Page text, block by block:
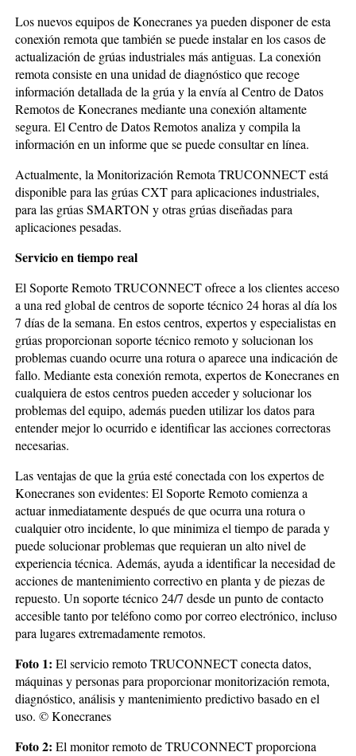
Los nuevos equipos de Konecranes ya pueden disponer de esta
conexión remota que también se puede instalar en los casos de
actualización de grúas industriales más antiguas. La conexión
remota consiste en una unidad de diagnóstico que recoge
información detallada de la grúa y la envía al Centro de Datos
Remotos de Konecranes mediante una conexión altamente
segura. El Centro de Datos Remotos analiza y compila la
información en un informe que se puede consultar en línea.
Actualmente, la Monitorización Remota TRUCONNECT está
disponible para las grúas CXT para aplicaciones industriales,
para las grúas SMARTON y otras grúas diseñadas para
aplicaciones pesadas.
Servicio en tiempo real
El Soporte Remoto TRUCONNECT ofrece a los clientes acceso
a una red global de centros de soporte técnico 24 horas al día los
7 días de la semana. En estos centros, expertos y especialistas en
grúas proporcionan soporte técnico remoto y solucionan los
problemas cuando ocurre una rotura o aparece una indicación de
fallo. Mediante esta conexión remota, expertos de Konecranes en
cualquiera de estos centros pueden acceder y solucionar los
problemas del equipo, además pueden utilizar los datos para
entender mejor lo ocurrido e identificar las acciones correctoras
necesarias.
Las ventajas de que la grúa esté conectada con los expertos de
Konecranes son evidentes: El Soporte Remoto comienza a
actuar inmediatamente después de que ocurra una rotura o
cualquier otro incidente, lo que minimiza el tiempo de parada y
puede solucionar problemas que requieran un alto nivel de
experiencia técnica. Además, ayuda a identificar la necesidad de
acciones de mantenimiento correctivo en planta y de piezas de
repuesto. Un soporte técnico 24/7 desde un punto de contacto
accesible tanto por teléfono como por correo electrónico, incluso
para lugares extremadamente remotos.
Foto 1: El servicio remoto TRUCONNECT conecta datos,
máquinas y personas para proporcionar monitorización remota,
diagnóstico, análisis y mantenimiento predictivo basado en el
uso. © Konecranes
Foto 2: El monitor remoto de TRUCONNECT proporciona